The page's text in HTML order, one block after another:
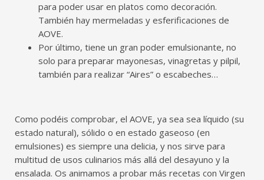
para poder usar en platos como decoración.
También hay mermeladas y esferificaciones de
AOVE.
Por último, tiene un gran poder emulsionante, no
solo para preparar mayonesas, vinagretas y pilpil,
también para realizar “Aires” o escabeches…
Como podéis comprobar, el AOVE, ya sea sea líquido (su
estado natural), sólido o en estado gaseoso (en
emulsiones) es siempre una delicia, y nos sirve para
multitud de usos culinarios más allá del desayuno y la
ensalada. Os animamos a probar más recetas con Virgen